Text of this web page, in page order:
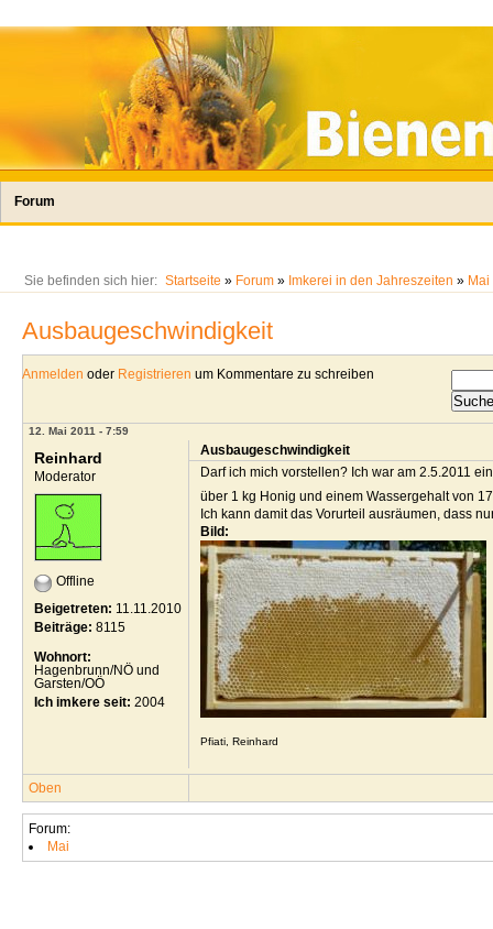
Forum
Sie befinden sich hier: Startseite » Forum » Imkerei in den Jahreszeiten » Mai
Ausbaugeschwindigkeit
Anmelden oder Registrieren um Kommentare zu schreiben
12. Mai 2011 - 7:59
Reinhard
Moderator
Offline
Beigetreten: 11.11.2010
Beiträge: 8115
Wohnort:
Hagenbrunn/NÖ und
Garsten/OÖ
Ich imkere seit: 2004
Ausbaugeschwindigkeit
Darf ich mich vorstellen? Ich war am 2.5.2011
über 1 kg Honig und einem Wassergehalt von
Ich kann damit das Vorurteil ausräumen, dass
Bild:
Pfiati, Reinhard
Oben
Forum:
Mai